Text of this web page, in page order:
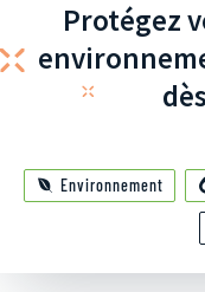
Protégez
Environnement